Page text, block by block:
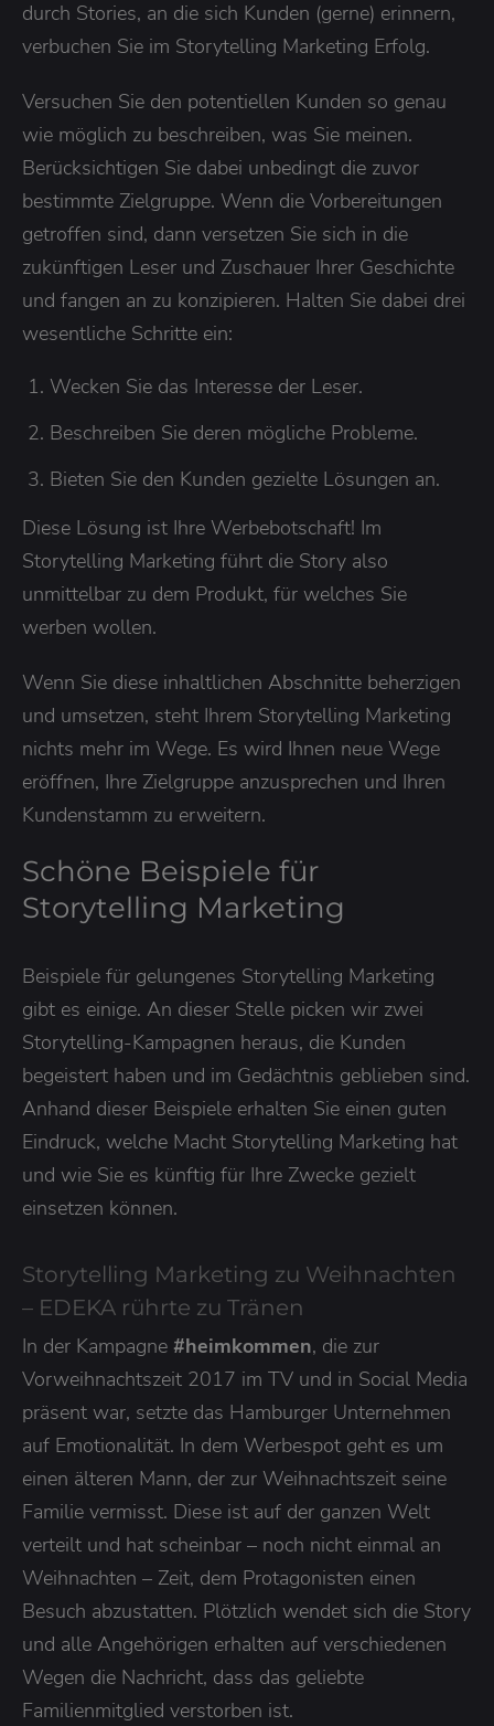
durch Stories, an die sich Kunden (gerne) erinnern,
verbuchen Sie im Storytelling Marketing Erfolg.
Versuchen Sie den potentiellen Kunden so genau
wie möglich zu beschreiben, was Sie meinen.
Berücksichtigen Sie dabei unbedingt die zuvor
bestimmte Zielgruppe. Wenn die Vorbereitungen
getroffen sind, dann versetzen Sie sich in die
zukünftigen Leser und Zuschauer Ihrer Geschichte
und fangen an zu konzipieren. Halten Sie dabei drei
wesentliche Schritte ein:
Wecken Sie das Interesse der Leser.
Beschreiben Sie deren mögliche Probleme.
Bieten Sie den Kunden gezielte Lösungen an.
Diese Lösung ist Ihre Werbebotschaft! Im
Storytelling Marketing führt die Story also
unmittelbar zu dem Produkt, für welches Sie
werben wollen.
Wenn Sie diese inhaltlichen Abschnitte beherzigen
und umsetzen, steht Ihrem Storytelling Marketing
nichts mehr im Wege. Es wird Ihnen neue Wege
eröffnen, Ihre Zielgruppe anzusprechen und Ihren
Kundenstamm zu erweitern.
Schöne Beispiele für
Storytelling Marketing
Beispiele für gelungenes Storytelling Marketing
gibt es einige. An dieser Stelle picken wir zwei
Storytelling-Kampagnen heraus, die Kunden
begeistert haben und im Gedächtnis geblieben sind.
Anhand dieser Beispiele erhalten Sie einen guten
Eindruck, welche Macht Storytelling Marketing hat
und wie Sie es künftig für Ihre Zwecke gezielt
einsetzen können.
Storytelling Marketing zu Weihnachten
– EDEKA rührte zu Tränen
In der Kampagne #heimkommen, die zur
Vorweihnachtszeit 2017 im TV und in Social Media
präsent war, setzte das Hamburger Unternehmen
auf Emotionalität. In dem Werbespot geht es um
einen älteren Mann, der zur Weihnachtszeit seine
Familie vermisst. Diese ist auf der ganzen Welt
verteilt und hat scheinbar – noch nicht einmal an
Weihnachten – Zeit, dem Protagonisten einen
Besuch abzustatten. Plötzlich wendet sich die Story
und alle Angehörigen erhalten auf verschiedenen
Wegen die Nachricht, dass das geliebte
Familienmitglied verstorben ist.